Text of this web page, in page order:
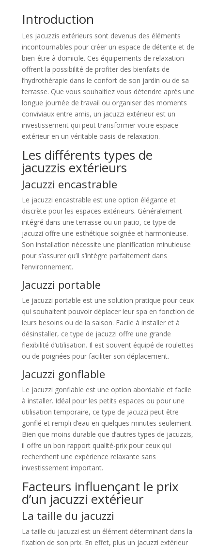
Introduction
Les jacuzzis extérieurs sont devenus des éléments
incontournables pour créer un espace de détente et de
bien-être à domicile. Ces équipements de relaxation
offrent la possibilité de profiter des bienfaits de
l’hydrothérapie dans le confort de son jardin ou de sa
terrasse. Que vous souhaitiez vous détendre après une
longue journée de travail ou organiser des moments
conviviaux entre amis, un jacuzzi extérieur est un
investissement qui peut transformer votre espace
extérieur en un véritable oasis de relaxation.
Les différents types de
jacuzzis extérieurs
Jacuzzi encastrable
Le jacuzzi encastrable est une option élégante et
discrète pour les espaces extérieurs. Généralement
intégré dans une terrasse ou un patio, ce type de
jacuzzi offre une esthétique soignée et harmonieuse.
Son installation nécessite une planification minutieuse
pour s’assurer qu’il s’intègre parfaitement dans
l’environnement.
Jacuzzi portable
Le jacuzzi portable est une solution pratique pour ceux
qui souhaitent pouvoir déplacer leur spa en fonction de
leurs besoins ou de la saison. Facile à installer et à
désinstaller, ce type de jacuzzi offre une grande
flexibilité d’utilisation. Il est souvent équipé de roulettes
ou de poignées pour faciliter son déplacement.
Jacuzzi gonflable
Le jacuzzi gonflable est une option abordable et facile
à installer. Idéal pour les petits espaces ou pour une
utilisation temporaire, ce type de jacuzzi peut être
gonflé et rempli d’eau en quelques minutes seulement.
Bien que moins durable que d’autres types de jacuzzis,
il offre un bon rapport qualité-prix pour ceux qui
recherchent une expérience relaxante sans
investissement important.
Facteurs influençant le prix
d’un jacuzzi extérieur
La taille du jacuzzi
La taille du jacuzzi est un élément déterminant dans la
fixation de son prix. En effet, plus un jacuzzi extérieur